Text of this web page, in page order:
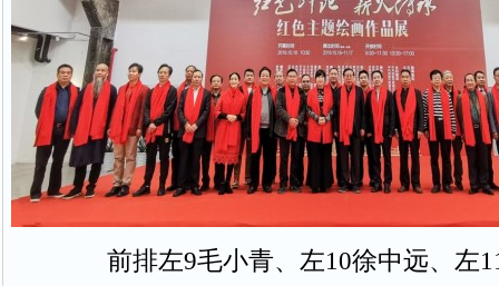
前排左9毛小青、左10徐中远、左